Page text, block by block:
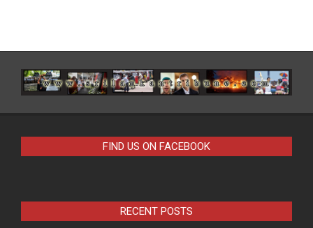
FIND US ON FACEBOOK
RECENT POSTS